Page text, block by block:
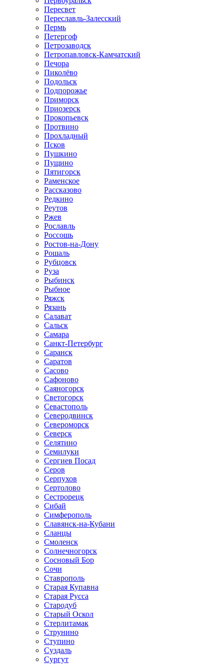
Пересвет
Переславль-Залесский
Пермь
Петергоф
Петрозаводск
Петропавловск-Камчатский
Печора
Пиколёво
Подольск
Подпорожье
Приморск
Приозерск
Прокопьевск
Протвино
Прохладный
Псков
Пушкино
Пущино
Пятигорск
Раменское
Рассказово
Редкино
Реутов
Ржев
Рославль
Россошь
Ростов-на-Дону
Рошаль
Рубцовск
Руза
Рыбинск
Рыбное
Ряжск
Рязань
Салават
Сальск
Самара
Санкт-Петербург
Саранск
Саратов
Сасово
Сафоново
Саяногорск
Светогорск
Севастополь
Северодвинск
Североморск
Северск
Селятино
Семилуки
Сергиев Посад
Серов
Серпухов
Сертолово
Сестрорецк
Сибай
Симферополь
Славянск-на-Кубани
Сланцы
Смоленск
Солнечногорск
Сосновый Бор
Сочи
Ставрополь
Старая Купавна
Старая Русса
Стародуб
Старый Оскол
Стерлитамак
Струнино
Ступино
Суздаль
Сургут